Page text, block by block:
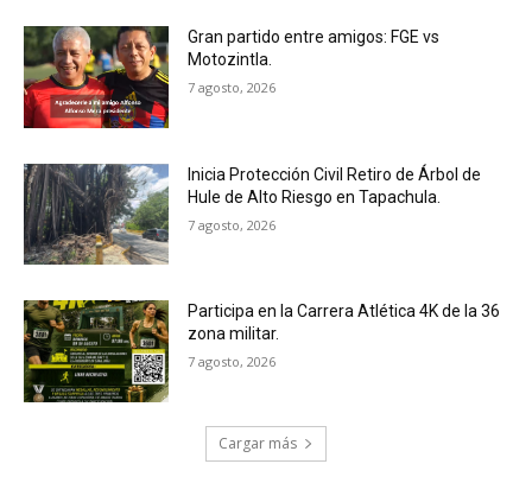
Gran partido entre amigos: FGE vs
Motozintla.
7 agosto, 2026
Inicia Protección Civil Retiro de Árbol de
Hule de Alto Riesgo en Tapachula.
7 agosto, 2026
Participa en la Carrera Atlética 4K de la 36
zona militar.
7 agosto, 2026
Cargar más